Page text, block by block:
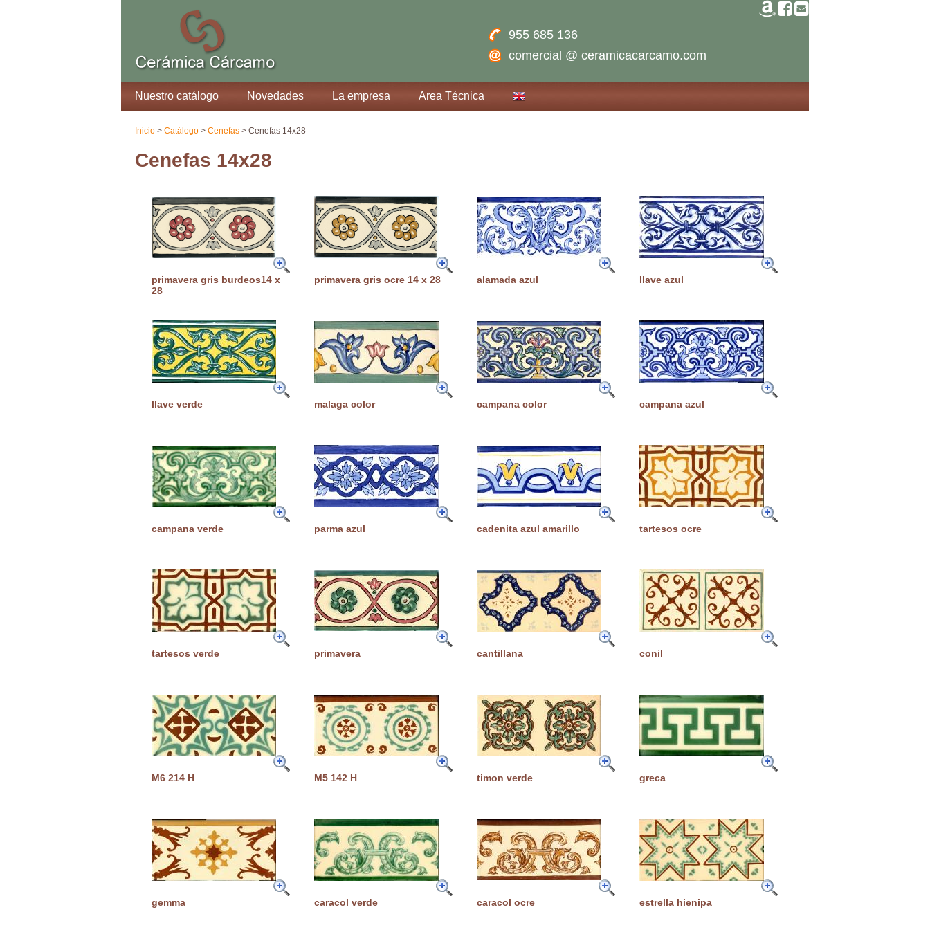
Nuestro catálogo Novedades La empresa Area Técnica
955 685 136
comercial @ ceramicacarcamo.com
Inicio > Catálogo > Cenefas > Cenefas 14x28
Cenefas 14x28
primavera gris burdeos14 x
28
primavera gris ocre 14 x 28 alamada azul llave azul
llave verde malaga color campana color campana azul
campana verde parma azul cadenita azul amarillo tartesos ocre
tartesos verde primavera cantillana conil
M6 214 H M5 142 H timon verde greca
gemma caracol verde caracol ocre estrella hienipa